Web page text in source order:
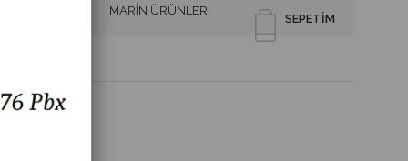
SEPETIM
MARİN ÜRÜNLERİ